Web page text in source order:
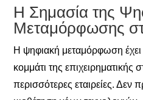
Η Σημασία της
Μεταμόρφωσης
Η ψηφιακή μεταμόρφωση
κομμάτι της επιχειρηματικής
περισσότερες εταιρείες. Δεν